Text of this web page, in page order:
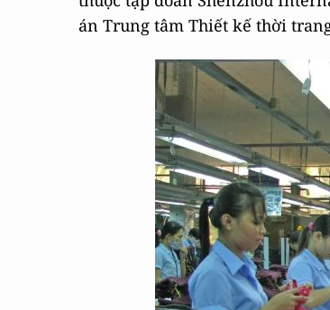
án Trung tâm Thiết kế thời